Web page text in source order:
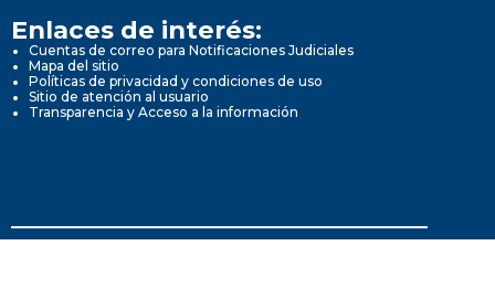
Enlaces de interés:
Cuentas de correo para Notificaciones Judiciales
Mapa del sitio
Políticas de privacidad y condiciones de uso
Sitio de atención al usuario
Transparencia y Acceso a la información